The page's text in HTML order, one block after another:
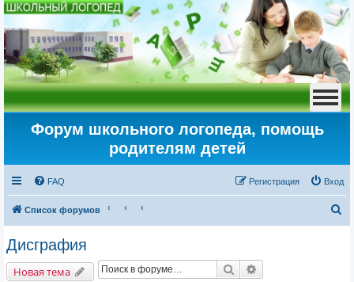
Форум школьного логопеда, помощь
родителям детей
FAQ Вход
Регистрация
Список форумов
о
Дисграфия
Новая тема Поиск